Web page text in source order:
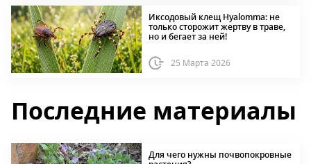
Иксодовый клещ Hyalomma: не
только сторожит жертву в траве,
но и бегает за ней!
25 Марта 2026
Последние материалы
Для чего нужны почвопокровные